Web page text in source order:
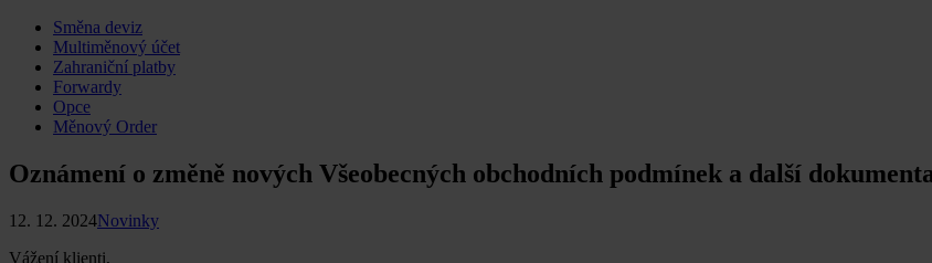
Skip
content
Směna deviz
Multiměnový účet
Zahraniční platby
Forwardy
Opce
Měnový Order
Oznámení o změně nových Všeobecných obchodních podmínek a další
12. 12. 2024Novinky
Vážení klienti,